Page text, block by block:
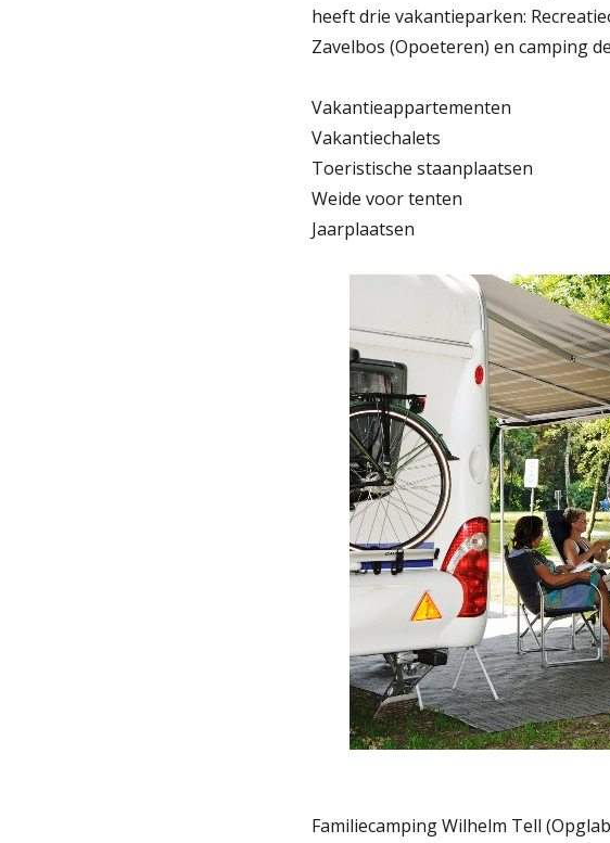
heeft drie vakantieparken:
Zavelbos (Opoeteren) en camping
Vakantieappartementen
Vakantiechalets
Toeristische staanplaatsen
Weide voor tenten
Jaarplaatsen
Familiecamping Wilhelm Tell